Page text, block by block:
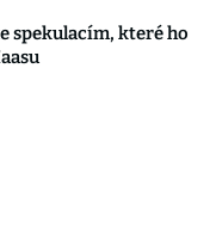
spekulacím, které ho